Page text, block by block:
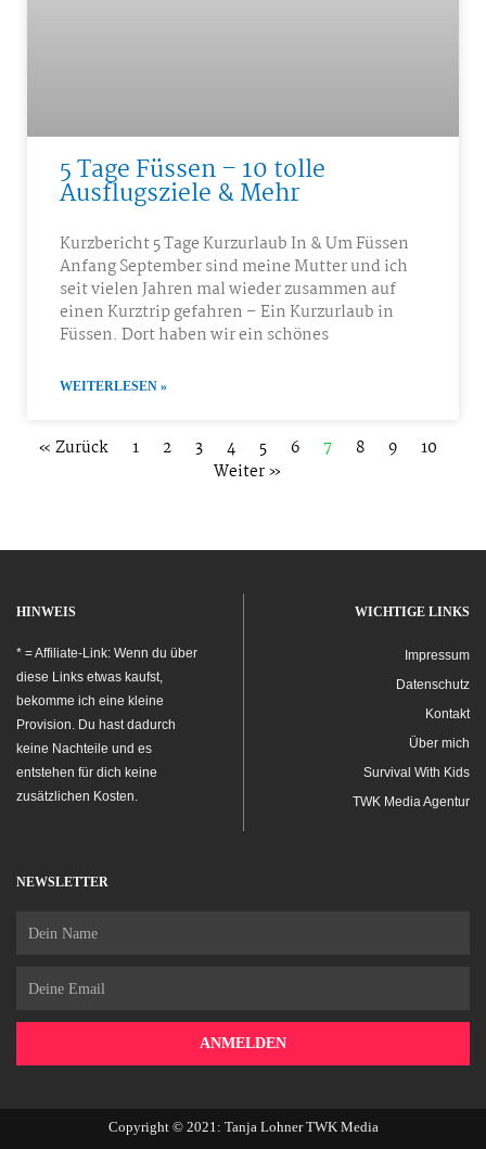
5 Tage Füssen – 10 tolle
Ausflugsziele & Mehr
Kurzbericht 5 Tage Kurzurlaub In & Um Füssen
Anfang September sind meine Mutter und ich
seit vielen Jahren mal wieder zusammen auf
einen Kurztrip gefahren – Ein Kurzurlaub in
Füssen. Dort haben wir ein schönes
WEITERLESEN »
« Zurück 1 2 3 4 5 6 7 8 9
10
Weiter »
HINWEIS
* = Affiliate-Link: Wenn du über
diese Links etwas kaufst,
bekomme ich eine kleine
Provision. Du hast dadurch
keine Nachteile und es
entstehen für dich keine
zusätzlichen Kosten.
WICHTIGE LINKS
Impressum
Datenschutz
Kontakt
Über mich
Survival With Kids
TWK Media Agentur
NEWSLETTER
ANMELDEN
Copyright © 2021: Tanja Lohner TWK Media